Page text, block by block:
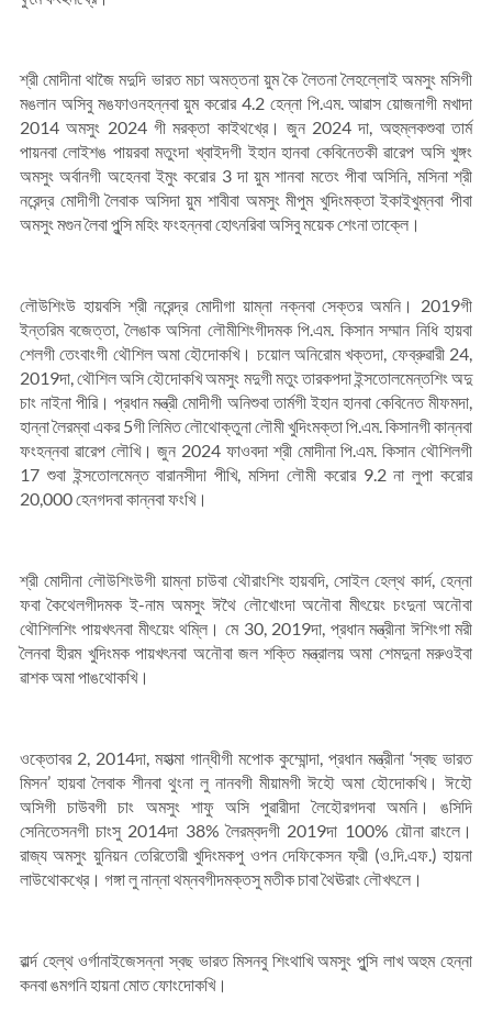
শ্রী মোদীনা থাজৈ মদুদি ভারত মচা অমত্তনা য়ুম কৈ লৈতনা লৈহল্লোই অমসুং মসিগী
মঙলান অসিবু মঙফাওনহন্নবা য়ুম করোর 4.2 হেন্না পি.এম. আৱাস য়োজনাগী মখাদা
2014 অমসুং 2024 গী মরক্তা কাইথখ্রে। জুন 2024 দা, অহুম্লকশুবা তার্ম
পায়নবা লোইশঙ পায়রবা মতুংদা খ্বাইদগী ইহান হানবা কেবিনেতকী ৱারেপ অসি খুঙ্গং
অমসুং অর্বানগী অহেনবা ইমুং করোর 3 দা য়ুম শানবা মতেং পীবা অসিনি, মসিনা শ্রী
নরেন্দ্র মোদীগী লৈবাক অসিদা য়ুম শাবীবা অমসুং মীপুম খুদিংমক্তা ইকাইখুম্নবা পীবা
অমসুং মগুন লৈবা পুন্সি মহিং ফংহন্নবা হোৎনরিবা অসিবু ময়েক শেংনা তাক্লে।
লৌউশিংউ হায়বসি শ্রী নরেন্দ্র মোদীগা য়াম্না নক্নবা সেক্তর অমনি। 2019গী
ইন্তরিম বজেত্তা, লৈঙাক অসিনা লৌমীশিংগীদমক পি.এম. কিসান সম্মান নিধি হায়বা
শেলগী তেংবাংগী থৌশিল অমা হৌদোকখি। চয়োল অনিরোম খক্তদা, ফেব্রুৱারী 24,
2019দা, থৌশিল অসি হৌদোকখি অমসুং মদুগী মতুং তারকপদা ইন্সতোলমেন্তশিং অদু
চাং নাইনা পীরি। প্রধান মন্ত্রী মোদীগী অনিশুবা তার্মগী ইহান হানবা কেবিনেত মীফমদা,
হান্না লৈরম্বা একর 5গী লিমিত লৌথোক্তুনা লৌমী খুদিংমক্তা পি.এম. কিসানগী কান্নবা
ফংহন্নবা ৱারেপ লৌখি। জুন 2024 ফাওবদা শ্রী মোদীনা পি.এম. কিসান থৌশিলগী
17 শুবা ইন্সতোলমেন্ত বারানসীদা পীখি, মসিদা লৌমী করোর 9.2 না লুপা করোর
20,000 হেনগদবা কান্নবা ফংখি।
শ্রী মোদীনা লৌউশিংউগী য়াম্না চাউবা থৌরাংশিং হায়বদি, সোইল হেল্থ কার্দ, হেন্না
ফবা কৈথেলগীদমক ই-নাম অমসুং ঈথৈ লৌখোংদা অনৌবা মীৎয়েং চংদুনা অনৌবা
থৌশিলশিং পায়খৎনবা মীৎয়েং থম্লি। মে 30, 2019দা, প্রধান মন্ত্রীনা ঈশিংগা মরী
লৈনবা হীরম খুদিংমক পায়খৎনবা অনৌবা জল শক্তি মন্ত্রালয় অমা শেমদুনা মরুওইবা
ৱাশক অমা পাঙথোকখি।
ওক্তোবর 2, 2014দা, মহাত্মা গান্ধীগী মপোক কুম্মোন্দা, প্রধান মন্ত্রীনা ‘স্বছ ভারত
মিসন’ হায়বা লৈবাক শীনবা থুংনা লু নানবগী মীয়ামগী ঈহৌ অমা হৌদোকখি। ঈহৌ
অসিগী চাউবগী চাং অমসুং শাফু অসি পুৱারীদা লৈহৌরগদবা অমনি। ঙসিদি
সেনিতেসনগী চাংসু 2014দা 38% লৈরম্বদগী 2019দা 100% য়ৌনা ৱাংলে।
রাজ্য অমসুং য়ুনিয়ন তেরিতোরী খুদিংমকপু ওপন দেফিকেসন ফ্রী (ও.দি.এফ.) হায়না
লাউথোকখ্রে। গঙ্গা লু নান্না থম্নবগীদমক্তসু মতীক চাবা থৈঊরাং লৌখৎলে।
ৱার্ল্দ হেল্থ ওর্গানাইজেসন্না স্বছ ভারত মিসনবু শিংথাখি অমসুং পুন্সি লাখ অহুম হেন্না
কনবা ঙমগনি হায়না মোত ফোংদোকখি।